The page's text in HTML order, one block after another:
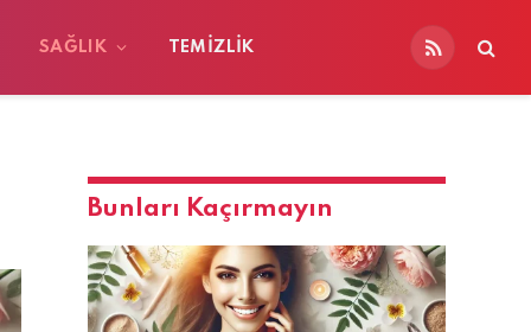
SAĞLIK TEMIZLIK
RSS
Bunları Kaçırmayın